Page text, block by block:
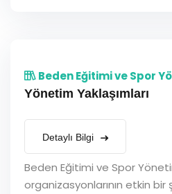
Beden Eğitimi ve Spor
Yönetim Yaklaşımları
Detaylı Bilgi
Beden Eğitimi ve Spor
organizasyonlarının etkin